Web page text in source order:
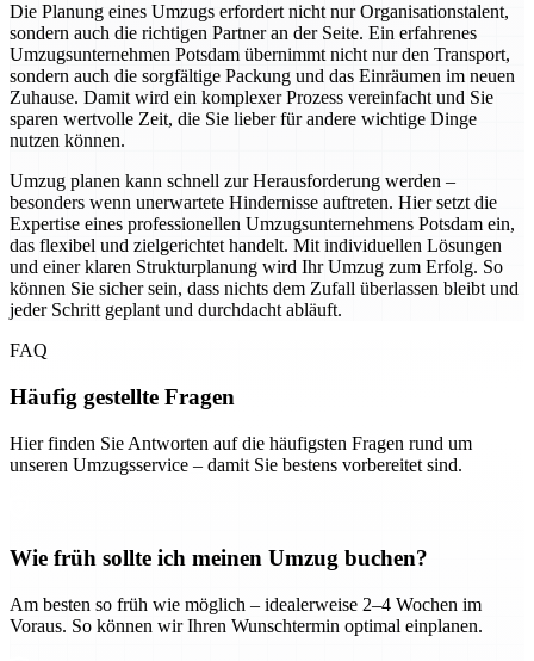
Die Planung eines Umzugs erfordert nicht nur Organisationstalent,
sondern auch die richtigen Partner an der Seite. Ein erfahrenes
Umzugsunternehmen Potsdam übernimmt nicht nur den Transport,
sondern auch die sorgfältige Packung und das Einräumen im neuen
Zuhause. Damit wird ein komplexer Prozess vereinfacht und Sie
sparen wertvolle Zeit, die Sie lieber für andere wichtige Dinge
nutzen können.
Umzug planen kann schnell zur Herausforderung werden –
besonders wenn unerwartete Hindernisse auftreten. Hier setzt die
Expertise eines professionellen Umzugsunternehmens Potsdam ein,
das flexibel und zielgerichtet handelt. Mit individuellen Lösungen
und einer klaren Strukturplanung wird Ihr Umzug zum Erfolg. So
können Sie sicher sein, dass nichts dem Zufall überlassen bleibt und
jeder Schritt geplant und durchdacht abläuft.
FAQ
Häufig gestellte Fragen
Hier finden Sie Antworten auf die häufigsten Fragen rund um
unseren Umzugsservice – damit Sie bestens vorbereitet sind.
Wie früh sollte ich meinen Umzug buchen?
Am besten so früh wie möglich – idealerweise 2–4 Wochen im
Voraus. So können wir Ihren Wunschtermin optimal einplanen.